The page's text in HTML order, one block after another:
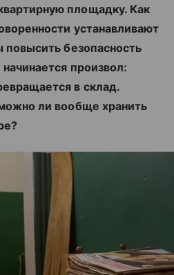
площадку. Как
устанавливают
безопасность
произвол:
в склад.
ли вообще хранить